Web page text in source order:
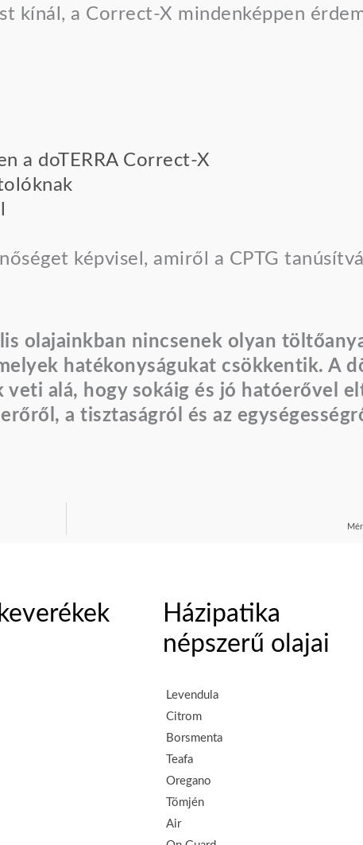
kínál, a Correct-X mindenképpen
a doTERRA Correct-X
képvisel, amiről a CPTG
olajainkban nincsenek olyan
hatékonyságukat csökkentik. A
veti alá, hogy sokáig és jó hatóerővel
a tisztaságról és az
Házipatika
népszerű olajai
Levendula
Citrom
Borsmenta
Teafa
Oregano
Tömjén
Air